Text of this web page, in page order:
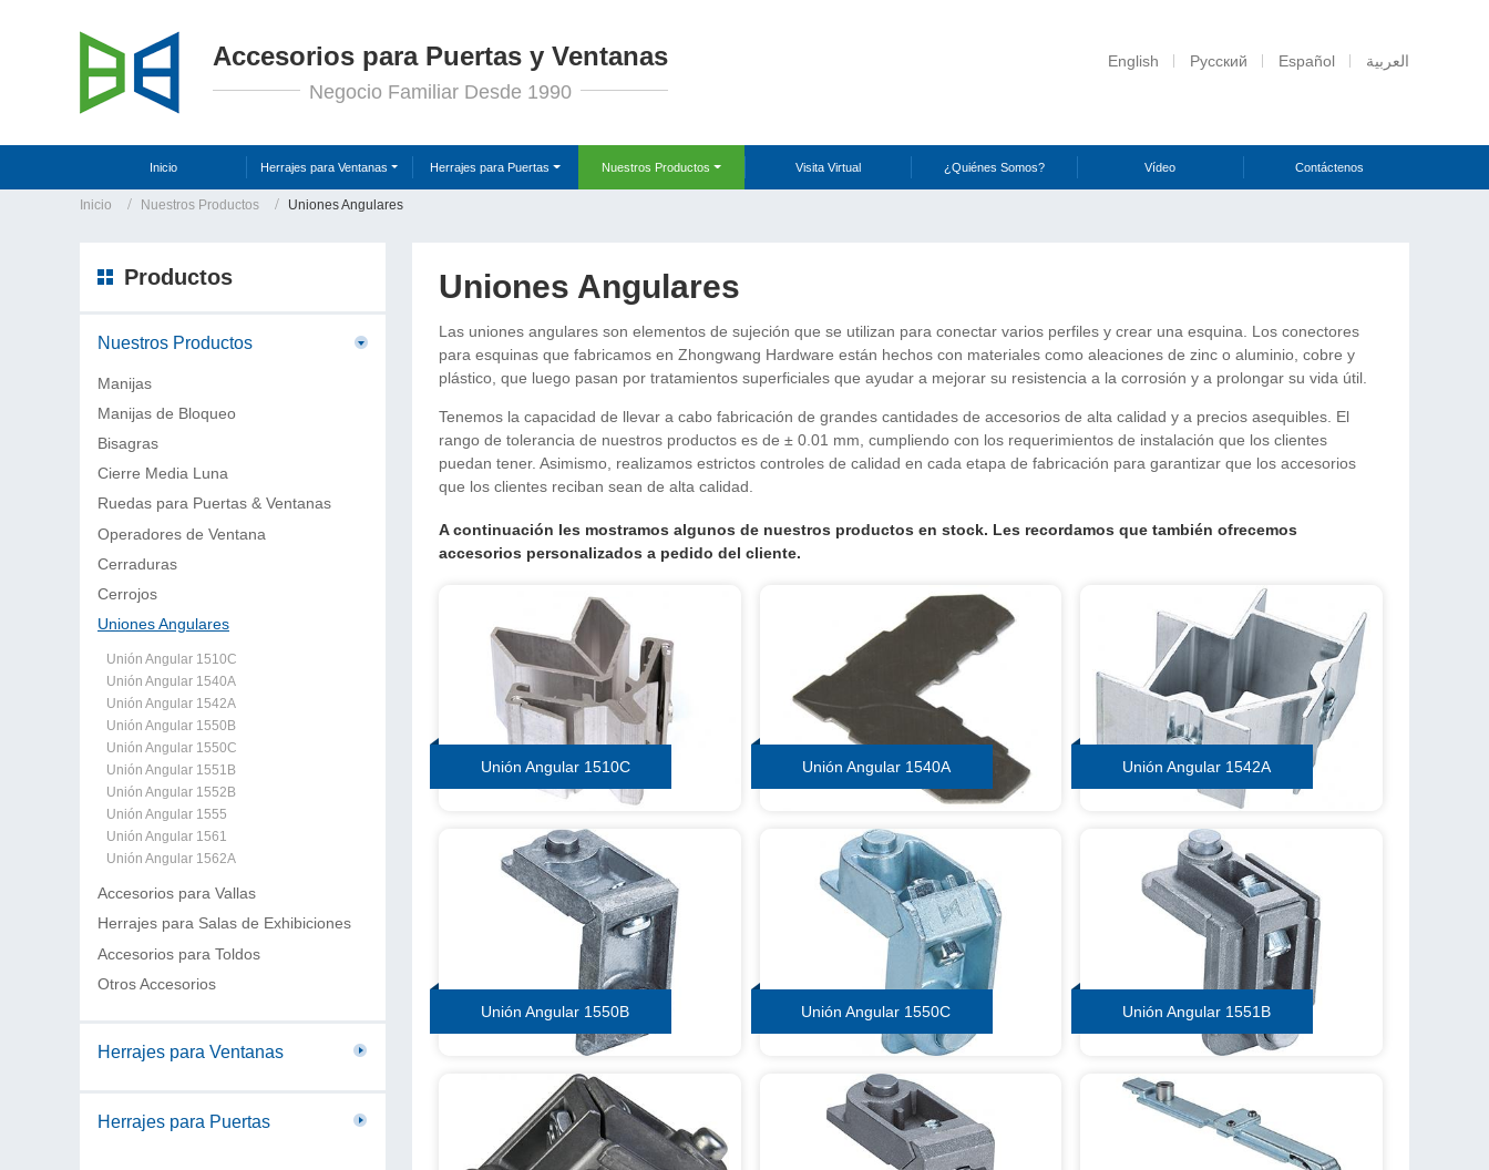
Accesorios para Puertas y Ventanas
Negocio Familiar Desde 1990
English Русский Español العربية
Inicio Herrajes para Ventanas Herrajes para Puertas Nuestros Productos Visita Virtual ¿Quiénes Somos? Vídeo Contáctenos
Inicio Nuestros Productos Uniones Angulares
Uniones Angulares
Las uniones angulares son elementos de sujeción que se utilizan para conectar varios perfiles y crear una esquina. Los conectores
para esquinas que fabricamos en Zhongwang Hardware están hechos con materiales como aleaciones de zinc o aluminio, cobre y
plástico, que luego pasan por tratamientos superficiales que ayudar a mejorar su resistencia a la corrosión y a prolongar su vida útil.
Tenemos la capacidad de llevar a cabo fabricación de grandes cantidades de accesorios de alta calidad y a precios asequibles. El
rango de tolerancia de nuestros productos es de ± 0.01 mm, cumpliendo con los requerimientos de instalación que los clientes
puedan tener. Asimismo, realizamos estrictos controles de calidad en cada etapa de fabricación para garantizar que los accesorios
que los clientes reciban sean de alta calidad.
A continuación les mostramos algunos de nuestros productos en stock. Les recordamos que también ofrecemos
accesorios personalizados a pedido del cliente.
Unión Angular 1510C Unión Angular 1540A Unión Angular 1542A
Unión Angular 1550B Unión Angular 1550C Unión Angular 1551B
Productos
Nuestros Productos
Manijas
Manijas de Bloqueo
Bisagras
Cierre Media Luna
Ruedas para Puertas & Ventanas
Operadores de Ventana
Cerraduras
Cerrojos
Uniones Angulares
Unión Angular 1510C
Unión Angular 1540A
Unión Angular 1542A
Unión Angular 1550B
Unión Angular 1550C
Unión Angular 1551B
Unión Angular 1552B
Unión Angular 1555
Unión Angular 1561
Unión Angular 1562A
Accesorios para Vallas
Herrajes para Salas de Exhibiciones
Accesorios para Toldos
Otros Accesorios
Herrajes para Ventanas
Herrajes para Puertas